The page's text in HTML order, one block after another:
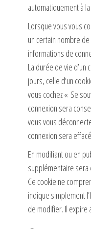
automatiquement à
Lorsque vous vous
un certain nombre
informations de
La durée de vie
jours, celle d’un
vous cochez « Se
connexion sera
vous vous
connexion sera
En modifiant ou en
supplémentaire sera
Ce cookie ne
indique simplement
de modifier. Il expire